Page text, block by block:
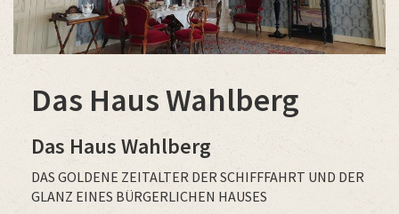
Das Haus Wahlberg
Das Haus Wahlberg
DAS GOLDENE ZEITALTER DER SCHIFFFAHRT UND DER
GLANZ EINES BÜRGERLICHEN HAUSES